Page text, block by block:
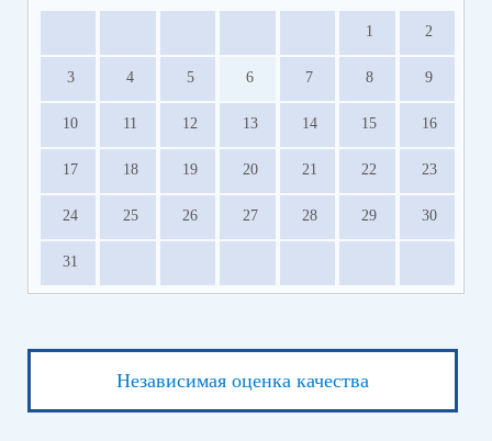
1 2
3 4 5 6 7 8 9
10 11 12 13 14 15 16
17 18 19 20 21 22 23
24 25 26 27 28 29 30
31
Независимая оценка качества